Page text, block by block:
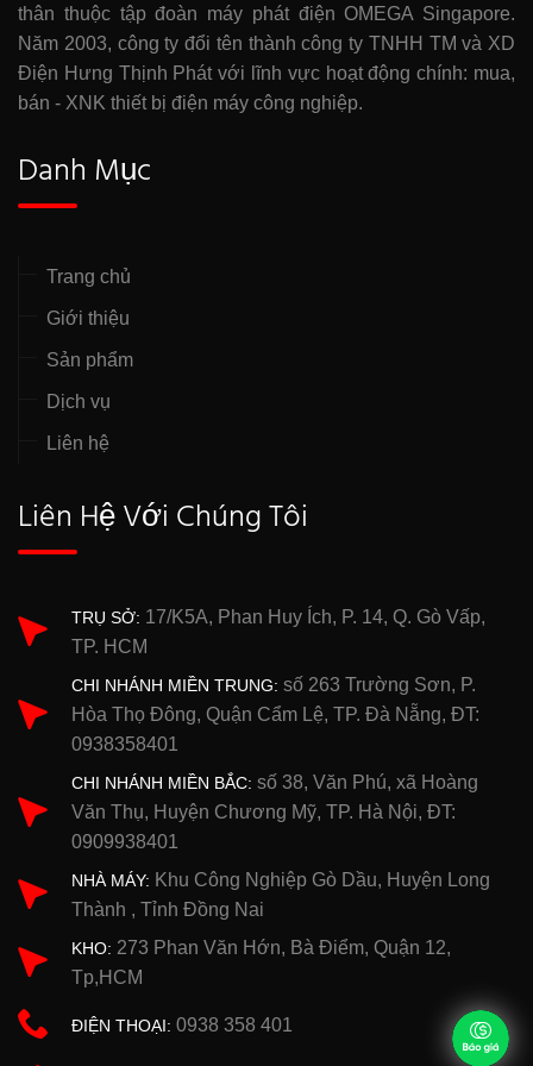
thân thuộc tập đoàn máy phát điện OMEGA Singapore.
Năm 2003, công ty đổi tên thành công ty TNHH TM và XD
Điện Hưng Thịnh Phát với lĩnh vực hoạt động chính: mua,
bán - XNK thiết bị điện máy công nghiệp.
Danh Mục
Trang chủ
Giới thiệu
Sản phẩm
Dịch vụ
Liên hệ
Liên Hệ Với Chúng Tôi
TRỤ SỞ: 17/K5A, Phan Huy Ích, P. 14, Q. Gò Vấp,
TP. HCM
CHI NHÁNH MIỀN TRUNG: số 263 Trường Sơn, P.
Hòa Thọ Đông, Quận Cẩm Lệ, TP. Đà Nẵng, ĐT:
0938358401
CHI NHÁNH MIỀN BẮC: số 38, Văn Phú, xã Hoàng
Văn Thụ, Huyện Chương Mỹ, TP. Hà Nội, ĐT:
0909938401
NHÀ MÁY: Khu Công Nghiệp Gò Dầu, Huyện Long
Thành , Tỉnh Đồng Nai
KHO: 273 Phan Văn Hớn, Bà Điểm, Quận 12,
Tp,HCM
ĐIỆN THOẠI: 0938 358 401